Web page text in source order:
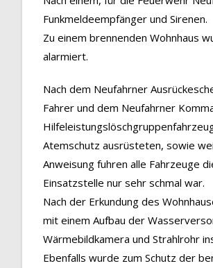
Funkmeldeempfänger und Sirenen.
Zu einem brennenden Wohnhaus
alarmiert.
Nach dem Neufahrner
Fahrer und dem Neufahrner
Atemschutz ausrüsteten, sowie
Anweisung fuhren alle Fahrzeuge
Einsatzstelle nur sehr schmal war.
Nach der Erkundung des
mit einem Aufbau der
Wärmebildkamera und Strahlrohr
Ebenfalls wurde zum Schutz der